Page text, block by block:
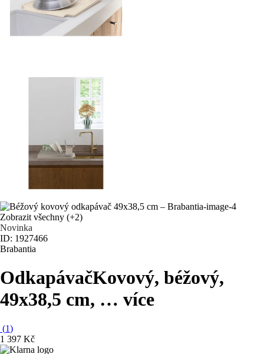
Zobrazit všechny (+2)
Novinka
ID: 1927466
Brabantia
OdkapávačKovový, béžový,
49x38,5 cm, … více
(1)
1 397 Kč